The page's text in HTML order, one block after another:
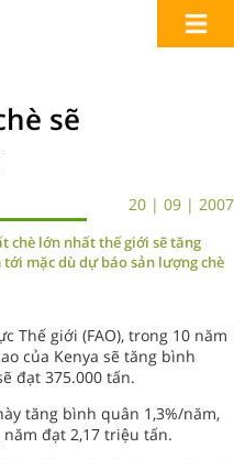
sẽ
20 | 09 | 2007
chè lớn nhất thế giới sẽ tăng
mặc dù dự báo sản lượng chè
Thế giới (FAO), trong 10 năm
của Kenya sẽ tăng bình
đạt 375.000 tấn.
tăng bình quân 1,3%/năm,
đạt 2,17 triệu tấn.